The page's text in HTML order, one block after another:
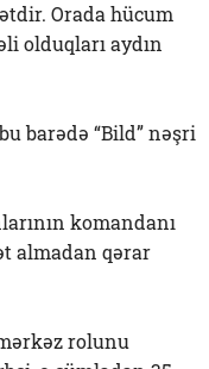
Orada hücum
olduqları aydın
barədə “Bild” nəşri
komandanı
almadan qərar
rolunu